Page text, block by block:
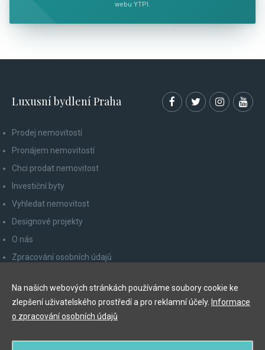
webu YTPI.
Luxusní bydlení Praha
Prodej nemovitostí
Pronájem nemovitostí
Chci prodat nemovitost
Investiční byty
Vyhledat nemovitost
Designové projekty
O nás
Zpracování osobních údajů
Odhlášení z newsletteru
Na našich webových stránkách používáme soubory cookie ke
zlepšení uživatelského prostředí a pro reklamní účely. Informace
o zpracování osobních údajů